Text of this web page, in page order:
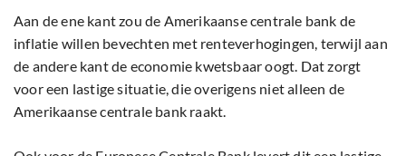
Aan de ene kant zou de Amerikaanse centrale bank de
inflatie willen bevechten met renteverhogingen, terwijl aan
de andere kant de economie kwetsbaar oogt. Dat zorgt
voor een lastige situatie, die overigens niet alleen de
Amerikaanse centrale bank raakt.